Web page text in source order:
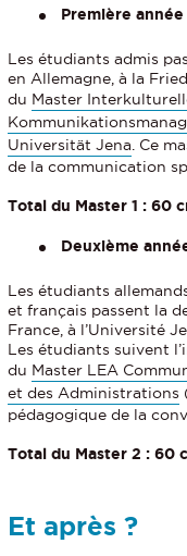
Première
Les étudiants admis
en Allemagne, à la
du Master
Universität Jena . Ce
de la communication
Total du Master 1 : 60
Deuxième
Les étudiants
et français passent la
France, à l’Université
Les étudiants suivent
du Master LEA
et des Administrations
pédagogique de la
Total du Master 2 : 60
Et après ?